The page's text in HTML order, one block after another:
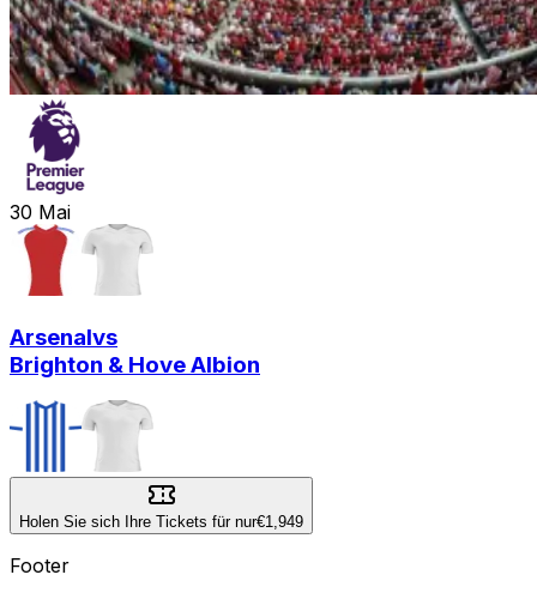
30 Mai
Arsenalvs
Brighton & Hove Albion
Holen Sie sich Ihre Tickets für nur€1,949
Footer